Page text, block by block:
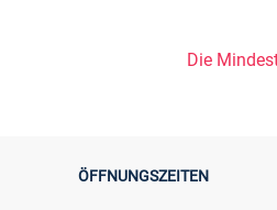
Die
ÖFFNUNGSZEITEN